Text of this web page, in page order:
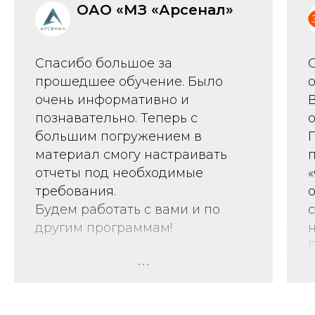
ОАО «МЗ «Арсенал»
Спасибо большое за
прошедшее обучение. Было
очень информативно и
познавательно. Теперь с
большим погружением в
материал смогу настраивать
отчеты под необходимые
требования.
Будем работать с вами и по
другим программам!
Хочу еще раз поблагодарить